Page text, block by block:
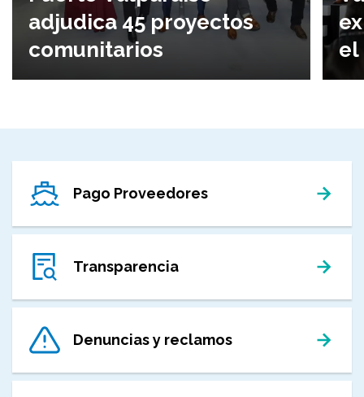
adjudica 45 proyectos
comunitarios
el
Pago Proveedores
Transparencia
Denuncias y reclamos